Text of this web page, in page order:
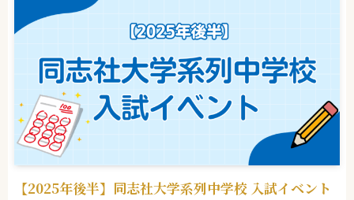
【2025年後半】同志社大学系列中学校 入試イベント